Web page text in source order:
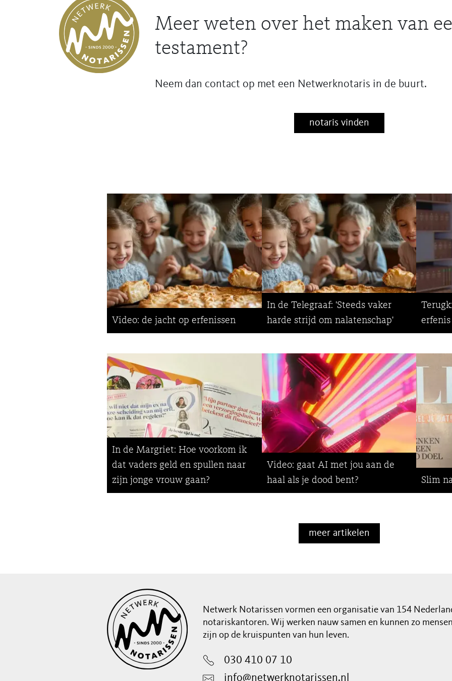
Meer weten over het maken van
testament?
Neem dan contact op met een Netwerknotaris in de buurt.
notaris vinden
Video: de jacht op erfenissen
In de Telegraaf: 'Steeds vaker
harde strijd om nalatenschap'
In de Margriet: Hoe voorkom ik
dat vaders geld en spullen naar
zijn jonge vrouw gaan?
Video: gaat AI met jou aan de
haal als je dood bent?
Slim
meer artikelen
Netwerk Notarissen vormen een organisatie van 154
notariskantoren. Wij werken nauw samen en kunnen zo
zijn op de kruispunten van hun leven.
030 410 07 10
info@netwerknotarissen.nl